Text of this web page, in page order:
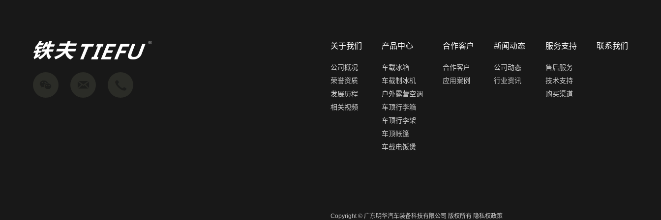
关于我们
公司概况
荣誉资质
发展历程
相关视频
产品中心
车载冰箱
车载制冰机
户外露营空调
车顶行李箱
车顶行李架
车顶帐篷
车载电饭煲
合作客户
合作客户
应用案例
新闻动态
公司动态
行业资讯
服务支持
售后服务
技术支持
购买渠道
联系我们
Copyright © 广东明华汽车装备科技有限公司 版权所有 隐私权政策